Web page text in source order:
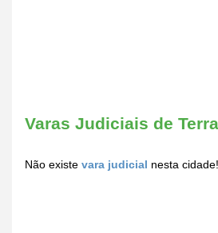
Varas Judiciais de
Não existe vara judicial nesta cidade!